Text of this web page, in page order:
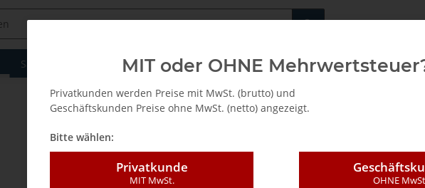
Fachshop für
Sale Leasing / MietkaufMIT oder OHNE
Privatkunden werden Preise mit MwSt. (brutto) und
Geschäftskunden Preise ohne MwSt. (netto) angezeigt.
Bitte wählen:
Privatkunde
MIT MwSt. OHNE